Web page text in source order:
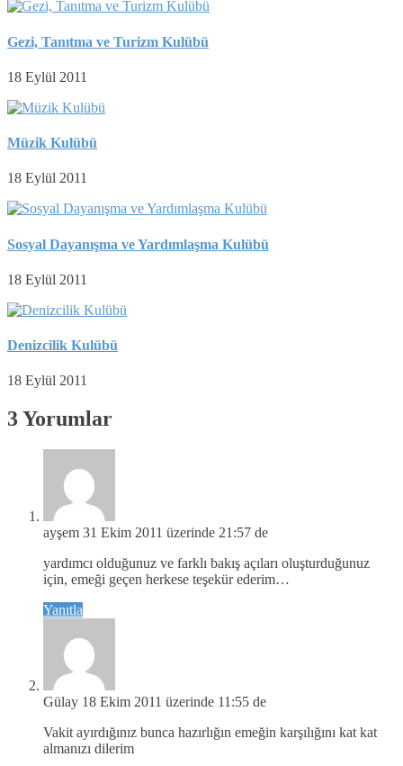
Gezi, Tanıtma ve Turizm Kulübü
18 Eylül 2011
Müzik Kulübü
18 Eylül 2011
Sosyal Dayanışma ve Yardımlaşma Kulübü
18 Eylül 2011
Denizcilik Kulübü
18 Eylül 2011
3 Yorumlar
ayşem 31 Ekim 2011 üzerinde 21:57 de
yardımcı olduğunuz ve farklı bakış açıları oluşturduğunuz
için, emeği geçen herkese teşekür ederim…
Yanıtla
Gülay 18 Ekim 2011 üzerinde 11:55 de
Vakit ayırdığınız bunca hazırlığın emeğin karşılığını kat kat
almanızı dilerim